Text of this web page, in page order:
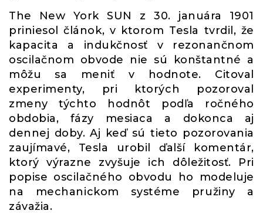
The New York SUN z 30. januára 1901
priniesol článok, v ktorom Tesla tvrdil, že
kapacita a indukčnosť v rezonančnom
oscilačnom obvode nie sú konštantné a
môžu sa meniť v hodnote. Citoval
experimenty, pri ktorých pozoroval
zmeny týchto hodnôt podľa ročného
obdobia, fázy mesiaca a dokonca aj
dennej doby. Aj keď sú tieto pozorovania
zaujímavé, Tesla urobil ďalší komentár,
ktorý výrazne zvyšuje ich dôležitosť. Pri
popise oscilačného obvodu ho modeluje
na mechanickom systéme pružiny a
závažia.